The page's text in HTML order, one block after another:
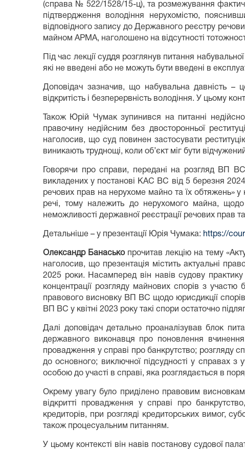
(справа № 522/1528/15-ц), та розмежування
підтвердження володіння нерухомістю,
відповідного запису до Державного реєстру
майном АРМА, наголошено на відсутності
Під час лекції суддя розглянув питання
які не введені або не можуть бути введені в
Доповідач зазначив, що набувальна давність –
відкритість і безперервність володіння. У цьому
Також Юрій Чумак зупинився на питанні
правочину недійсним без двосторонньої
наголосив, що суд повинен застосувати
виникають труднощі, коли об’єкт міг бути
Говорячи про справи, передані на розгляд ВП
викладених у постанові КАС ВС від 5 березня
речових прав на нерухоме майно та їх обтяжень» у
речі, тому належить до нерухомого майна,
неможливості державної реєстрації речових прав
Детальніше – у презентації Юрія Чумака: https://
Олександр Банаськопрочитав лекцію на тему
наголосив, що презентація містить актуальні
2025 роки. Насамперед він навів судову
концентрації розгляду майнових спорів з
правового висновку ВП ВС щодо юрисдикції
ВП ВС у квітні 2023 року такі спори остаточно
Далі доповідач детально проаналізував блок
державного виконавця про поновлення
провадження у справі про банкрутство; розгляду
до основного; виключної підсудності у справах
особою до участі в справі, яка розглядається в
Окрему увагу було приділено правовим
відкритті провадження у справі про
кредиторів, при розгляді кредиторських вимог,
також процесуальним питанням.
У цьому контексті він навів постанову судової